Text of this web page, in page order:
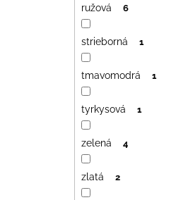
ružová 6
strieborná 1
tmavomodrá 1
tyrkysová 1
zelená 4
zlatá 2